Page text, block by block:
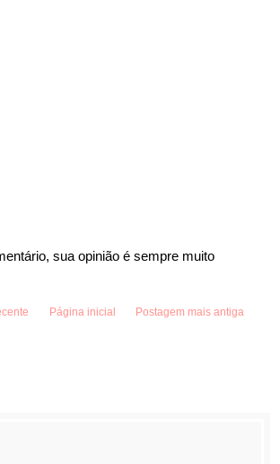
sua opinião é sempre muito
Postagem mais antiga
Página inicial